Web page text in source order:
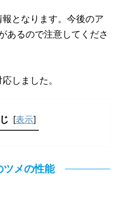
となります。今後のア
あるので注意してくださ
しました。
[表示]
ツメの性能